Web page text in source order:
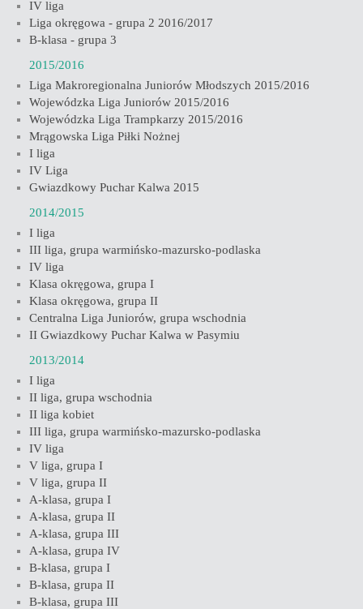
IV liga
Liga okręgowa - grupa 2 2016/2017
B-klasa - grupa 3
2015/2016
Liga Makroregionalna Juniorów Młodszych 2015/2016
Wojewódzka Liga Juniorów 2015/2016
Wojewódzka Liga Trampkarzy 2015/2016
Mrągowska Liga Piłki Nożnej
I liga
IV Liga
Gwiazdkowy Puchar Kalwa 2015
2014/2015
I liga
III liga, grupa warmińsko-mazursko-podlaska
IV liga
Klasa okręgowa, grupa I
Klasa okręgowa, grupa II
Centralna Liga Juniorów, grupa wschodnia
II Gwiazdkowy Puchar Kalwa w Pasymiu
2013/2014
I liga
II liga, grupa wschodnia
II liga kobiet
III liga, grupa warmińsko-mazursko-podlaska
IV liga
V liga, grupa I
V liga, grupa II
A-klasa, grupa I
A-klasa, grupa II
A-klasa, grupa III
A-klasa, grupa IV
B-klasa, grupa I
B-klasa, grupa II
B-klasa, grupa III